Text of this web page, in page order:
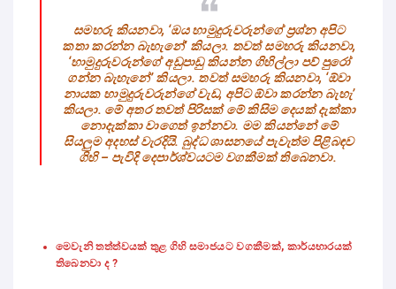
සමහරු කියනවා, ‘ඔය හාමුදුරුවරුන්ගේ ප්‍රශ්න අපිට
කතා කරන්න බැහැනේ’ කියලා. තවත් සමහරු කියනවා,
‘හාමුදුරුවරුන්ගේ අඩුපාඩු කියන්න ගිහිල්ලා පව් පුරෝ
ගන්න බැහැනේ’ කියලා. තවත් සමහරු කියනවා, ‘ඕවා
නායක හාමුදුරුවරුන්ගේ වැඩ, අපිට ඕවා කරන්න බැහැ’
කියලා. මේ අතර තවත් පිරිසක් මේ කිසිම දෙයක් දැක්කා
නොදැක්කා වාගෙත් ඉන්නවා. මම කියන්නේ මේ
සියලුම අදහස් වැරදියි. බුද්ධ ශාසනයේ පැවැත්ම පිළිබඳව
ගිහි – පැවිදි දෙපාර්ශ්වයටම වගකීමක් තිබෙනවා.
මෙවැනි තත්ත්වයක් තුළ ගිහි සමාජයට වගකීමක්, කාර්යභාරයක්
තිබෙනවා ද ?